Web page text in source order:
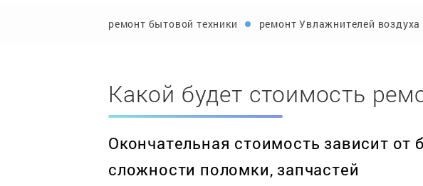
ремонт бытовой техники ремонт Увлажнителей воздуха
Какой будет стоимость
Окончательная стоимость зависит от
сложности поломки, запчастей